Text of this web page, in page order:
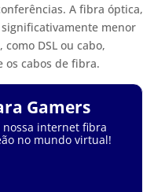
A fibra óptica,
menor
DSL ou cabo,
os cabos de fibra.
Gamers
internet fibra
no mundo virtual!